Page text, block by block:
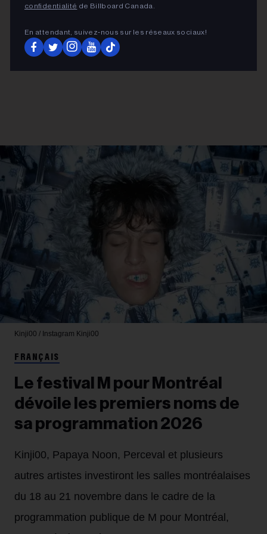
confidentialité de Billboard Canada.
En attendant, suivez‑nous sur les réseaux sociaux!
Kinji00 / Instagram Kinji00
FRANÇAIS
Le festival M pour Montréal
dévoile les premiers noms de
sa programmation 2026
Kinji00, Papaya Noon, Perceval et plusieurs
autres artistes investiront les salles montréalaises
du 18 au 21 novembre dans le cadre de la
programmation publique de M pour Montréal,